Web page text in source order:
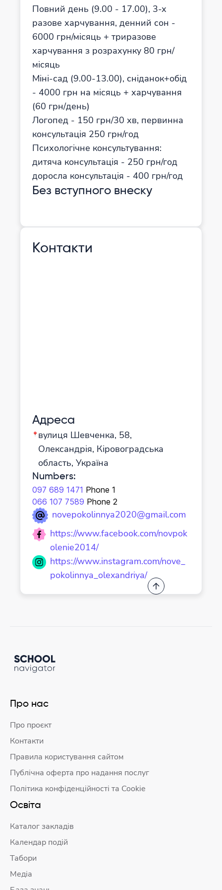
Повний день (9.00 - 17.00), 3-х
разове харчування, денний сон -
6000 грн/місяць + триразове
харчування з розрахунку 80 грн/
місяць
Міні-сад (9.00-13.00), сніданок+обід
- 4000 грн на місяць + харчування
(60 грн/день)
Логопед - 150 грн/30 хв, первинна
консультація 250 грн/год
Психологічне консультування:
дитяча консультація - 250 грн/год
доросла консультація - 400 грн/год
Без вступного внеску
Контакти
Адреса
вулиця Шевченка, 58,
Олександрія, Кіровоградська
область, Україна
Numbers:
097 689 1471 Phone 1
066 107 7589 Phone 2
novepokolinnya2020@gmail.com
https://www.facebook.com/novpok
olenie2014/
https://www.instagram.com/nove_
pokolinnya_olexandriya/
Про нас
Про проєкт
Контакти
Правила користування сайтом
Публічна оферта про надання послуг
Політика конфіденційності та Cookie
Освіта
Каталог закладів
Календар подій
Табори
Медіа